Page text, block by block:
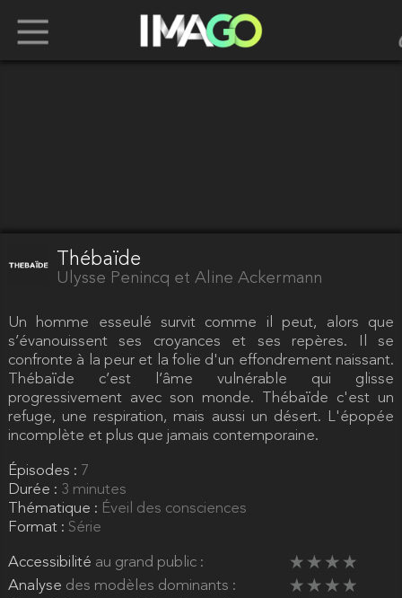
Thébaïde
Ulysse Penincq et Aline Ackermann
Un homme esseulé survit comme il peut, alors que
s’évanouissent ses croyances et ses repères. Il se
confronte à la peur et la folie d'un effondrement naissant.
Thébaïde c’est l’âme vulnérable qui glisse
progressivement avec son monde. Thébaïde c'est un
refuge, une respiration, mais aussi un désert. L'épopée
incomplète et plus que jamais contemporaine.
Épisodes : 7
Durée : 3 minutes
Thématique : Éveil des consciences
Format : Série
Accessibilité au grand public :
Analyse des modèles dominants :